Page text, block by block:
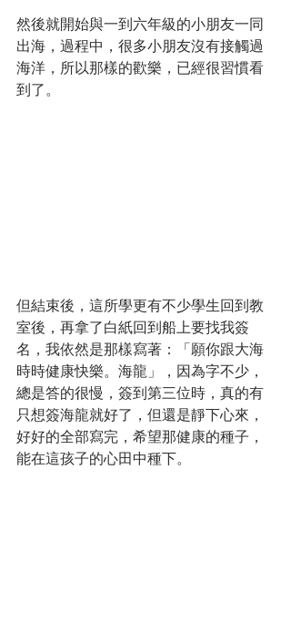
然後就開始與一到六年級的小朋友一同
出海，過程中，很多小朋友沒有接觸過
海洋，所以那樣的歡樂，已經很習慣看
到了。
但結束後，這所學更有不少學生回到教
室後，再拿了白紙回到船上要找我簽
名，我依然是那樣寫著：「願你跟大海
時時健康快樂。海龍」，因為字不少，
總是答的很慢，簽到第三位時，真的有
只想簽海龍就好了，但還是靜下心來，
好好的全部寫完，希望那健康的種子，
能在這孩子的心田中種下。